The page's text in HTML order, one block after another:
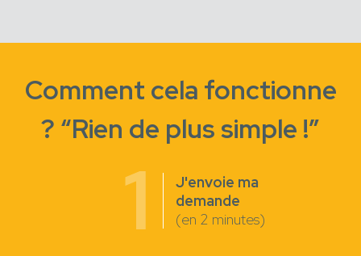
Comment cela fonctionne
? “Rien de plus simple !”
1
J'envoie ma
demande
(en 2 minutes)